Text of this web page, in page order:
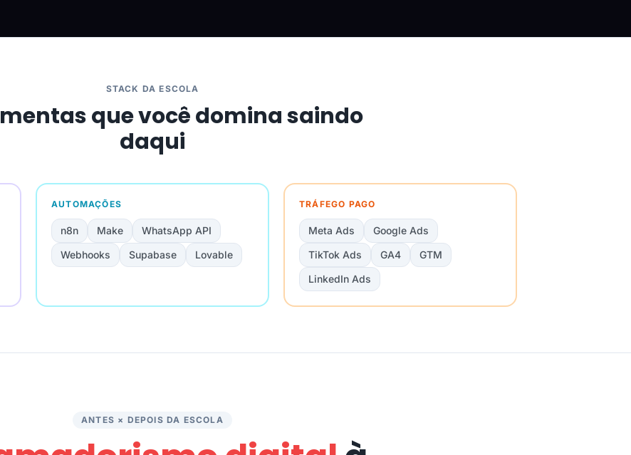
STACK DA ESCOLA
que você domina saindo
daqui
AUTOMAÇÕES
n8n Make
WhatsApp API
Webhooks
Supabase Lovable
TRÁFEGO PAGO
Meta Ads
Google Ads
TikTok Ads
GA4
GTM
LinkedIn Ads
ANTES × DEPOIS DA ESCOLA